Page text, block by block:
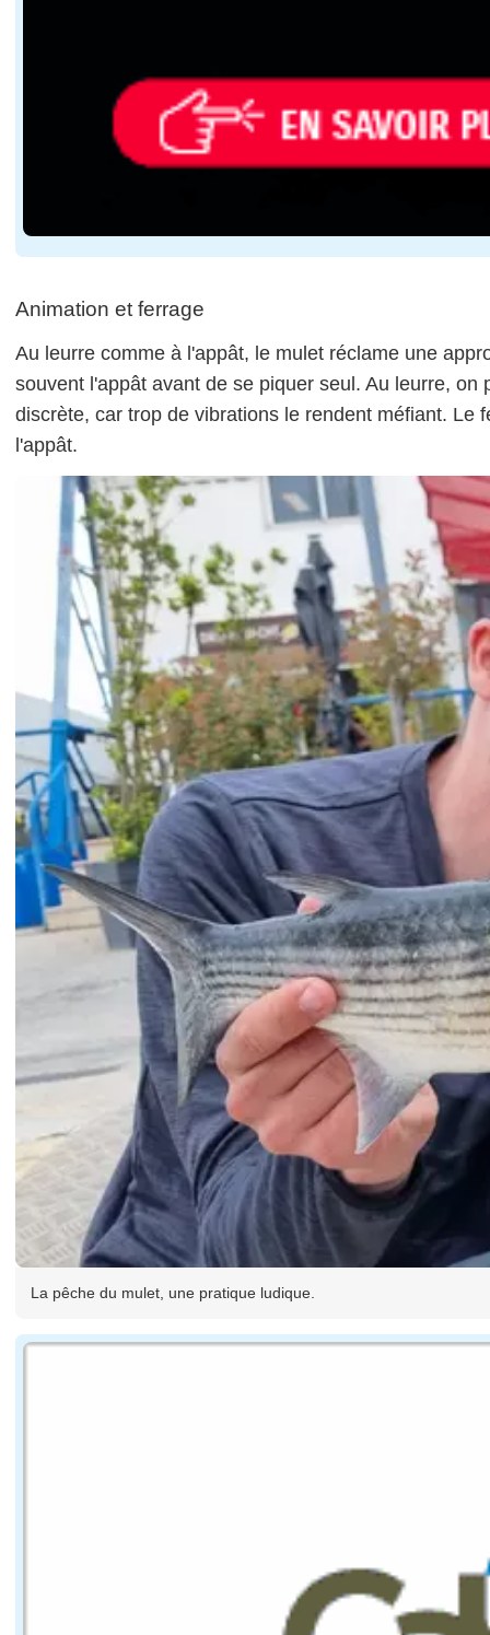
Animation et ferrage
Au leurre comme à l'appât, le mulet réclame une
souvent l'appât avant de se piquer seul. Au leurre,
discrète, car trop de vibrations le rendent méfiant. Le
l'appât.
La pêche du mulet, une pratique ludique.